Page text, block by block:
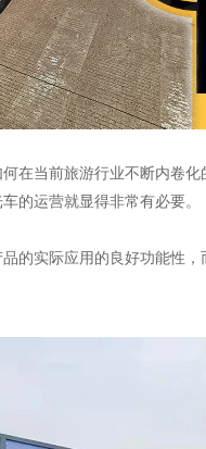
在当前旅游行业不断内卷
的运营就显得非常有必要。
的实际应用的良好功能性